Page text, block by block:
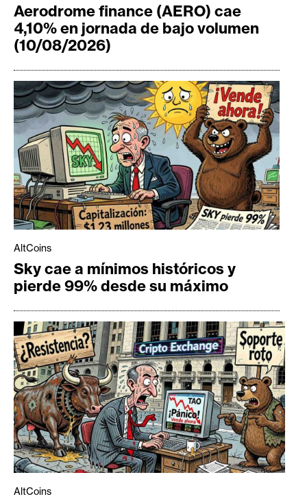
Aerodrome finance (AERO) cae
4,10% en jornada de bajo volumen
(10/08/2026)
AltCoins
Sky cae a mínimos históricos y
pierde 99% desde su máximo
AltCoins